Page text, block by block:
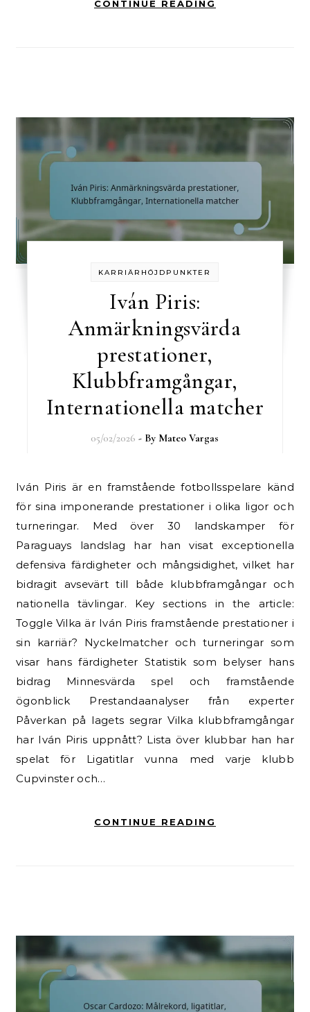
CONTINUE READING
KARRIÄRHÖJDPUNKTER
Iván Piris:
Anmärkningsvärda
prestationer,
Klubbframgångar,
Internationella matcher
05/02/2026 - By Mateo Vargas
Iván Piris är en framstående fotbollsspelare känd
för sina imponerande prestationer i olika ligor och
turneringar. Med över 30 landskamper för
Paraguays landslag har han visat exceptionella
defensiva färdigheter och mångsidighet, vilket har
bidragit avsevärt till både klubbframgångar och
nationella tävlingar. Key sections in the article:
Toggle Vilka är Iván Piris framstående prestationer i
sin karriär? Nyckelmatcher och turneringar som
visar hans färdigheter Statistik som belyser hans
bidrag Minnesvärda spel och framstående
ögonblick Prestandaanalyser från experter
Påverkan på lagets segrar Vilka klubbframgångar
har Iván Piris uppnått? Lista över klubbar han har
spelat för Ligatitlar vunna med varje klubb
Cupvinster och…
CONTINUE READING